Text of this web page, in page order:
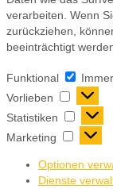
verarbeiten. Wenn
zurückziehen,
beeinträchtigt
Funktional
Vorlieben
Statistiken
Marketing
Optionen
Dienste